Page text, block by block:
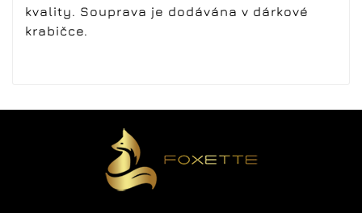
kvality. Souprava je dodávána v dárkové
krabičce.